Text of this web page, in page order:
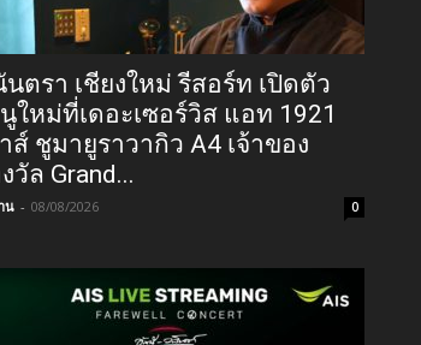
ตรา เชียงใหม่ รีสอร์ท เปิดตัว
ใหม่ที่เดอะเซอร์วิส แอท 1921
ส์ ชูมายูราวากิว A4 เจ้าของ
วัล Grand...
น - 08/08/2026 0